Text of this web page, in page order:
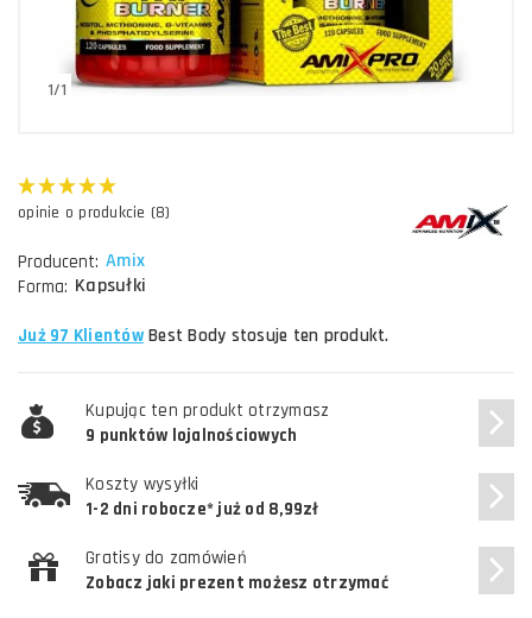
1/1
opinie o produkcie (8)
Producent: Amix
Forma: Kapsułki
Już 97 KlientówBest Body stosuje ten produkt.
Kupując ten produkt otrzymasz
9 punktów lojalnościowych
Koszty wysyłki
1-2 dni robocze* już od 8,99zł
Gratisy do zamówień
Zobacz jaki prezent możesz otrzymać